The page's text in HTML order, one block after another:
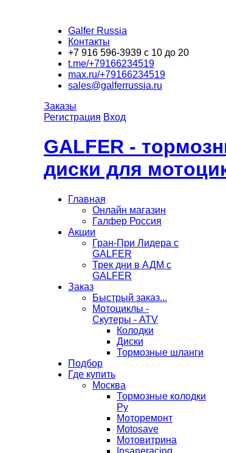
Galfer Russia
Контакты
+7 916 596-3939 с 10 до 20
t.me/+79166234519
max.ru/+79166234519
sales@galferrussia.ru
Заказы
Регистрация Вход
GALFER -
диски для
Главная
Онлайн магазин
Галфер Россия
Акции
Гран-При Лидера c
GALFER
Трек дни в АДМ с
GALFER
Заказ
Быстрый заказ...
Мотоциклы -
Скутеры - ATV
Колодки
Диски
Тормозные шланги
Подбор
Где купить
Москва
Тормозные колодки
Ру
Моторемонт
Motosave
Мотовитрина
Insaneracing